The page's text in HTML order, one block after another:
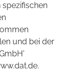
und bei der